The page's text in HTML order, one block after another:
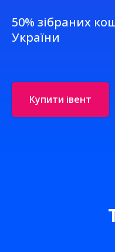
50% зібраних
України
Купити івент